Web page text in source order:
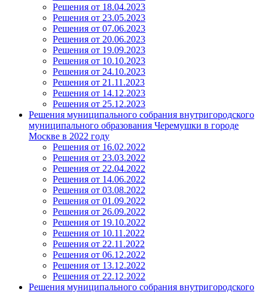
Решения от 18.04.2023
Решения от 23.05.2023
Решения от 07.06.2023
Решения от 20.06.2023
Решения от 19.09.2023
Решения от 10.10.2023
Решения от 24.10.2023
Решения от 21.11.2023
Решения от 14.12.2023
Решения от 25.12.2023
Решения муниципального собрания внутригородского
муниципального образования Черемушки в городе
Москве в 2022 году
Решения от 16.02.2022
Решения от 23.03.2022
Решения от 22.04.2022
Решения от 14.06.2022
Решения от 03.08.2022
Решения от 01.09.2022
Решения от 26.09.2022
Решения от 19.10.2022
Решения от 10.11.2022
Решения от 22.11.2022
Решения от 06.12.2022
Решения от 13.12.2022
Решения от 22.12.2022
Решения муниципального собрания внутригородского